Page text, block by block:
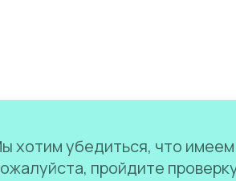
хотим убедиться, что
пройдите